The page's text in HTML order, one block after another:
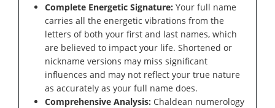
Complete Energetic Signature: Your full name
carries all the energetic vibrations from the
letters of both your first and last names, which
are believed to impact your life. Shortened or
nickname versions may miss significant
influences and may not reflect your true nature
as accurately as your full name does.
Comprehensive Analysis: Chaldean numerology